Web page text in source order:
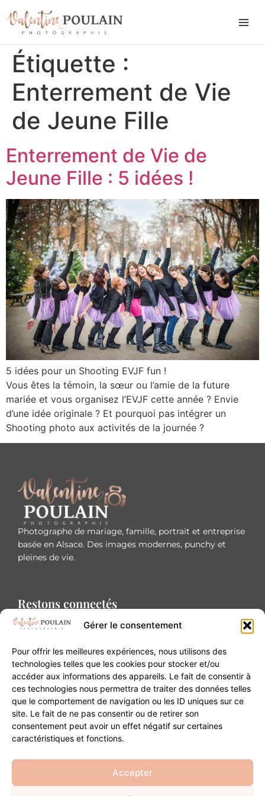
Gérer le consentement
Pour offrir les meilleures expériences, nous utilisons des
technologies telles que les cookies pour stocker et/ou
accéder aux informations des appareils. Le fait de consentir à
ces technologies nous permettra de traiter des données telles
que le comportement de navigation ou les ID uniques sur ce
site. Le fait de ne pas consentir ou de retirer son
consentement peut avoir un effet négatif sur certaines
caractéristiques et fonctions.
Accepter
Étiquette :
Enterrement de Vie
de Jeune Fille
Enterrement de Vie de
Jeune Fille : 5 idées !
5 idées pour un Shooting EVJF fun !
Vous êtes la témoin, la sœur ou l’amie de la future
mariée et vous organisez l’EVJF cette année ? Envie
d’une idée originale ? Et pourquoi pas intégrer un
Shooting photo aux activités de la journée ?
Photographe de mariage, famille, portrait et entreprise
basée en Alsace. Des images modernes, punchy et
pleines de vie.
Restons connectés
Contact
20B Grand Rue 68180 Horbourg-Wihr
06 84 93 03 01
contact@valentinepoulain.com